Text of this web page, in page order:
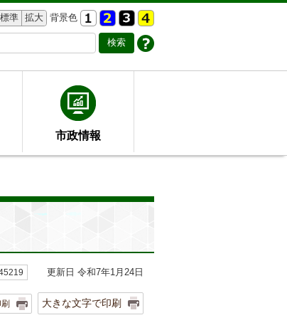
標準 拡大 背景色
市政情報
更新日 令和7年1月24日
大きな文字で印刷